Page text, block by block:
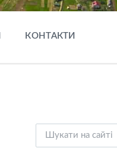
КОНТАКТИ